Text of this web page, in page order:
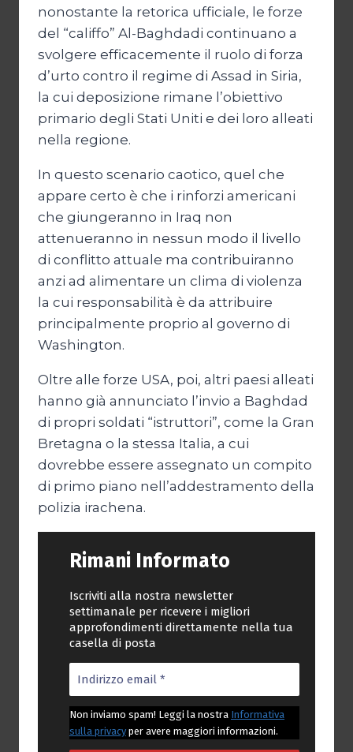
nonostante la retorica ufficiale, le forze
del “califfo” Al-Baghdadi continuano a
svolgere efficacemente il ruolo di forza
d’urto contro il regime di Assad in Siria,
la cui deposizione rimane l’obiettivo
primario degli Stati Uniti e dei loro alleati
nella regione.
In questo scenario caotico, quel che
appare certo è che i rinforzi americani
che giungeranno in Iraq non
attenueranno in nessun modo il livello
di conflitto attuale ma contribuiranno
anzi ad alimentare un clima di violenza
la cui responsabilità è da attribuire
principalmente proprio al governo di
Washington.
Oltre alle forze USA, poi, altri paesi alleati
hanno già annunciato l’invio a Baghdad
di propri soldati “istruttori”, come la Gran
Bretagna o la stessa Italia, a cui
dovrebbe essere assegnato un compito
di primo piano nell’addestramento della
polizia irachena.
Rimani Informato
Iscriviti alla nostra newsletter
settimanale per ricevere i migliori
approfondimenti direttamente nella tua
casella di posta
Non inviamo spam! Leggi la nostra Informativa
sulla privacy per avere maggiori informazioni.